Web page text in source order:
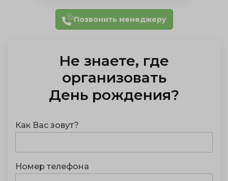
Позвонить менеджеру
Не знаете, где
организовать
День рождения?
Как Вас зовут?
Номер телефона